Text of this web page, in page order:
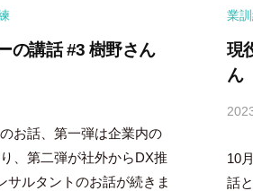
の講話 #3 樹野さん
お話、第一弾は企業内の
、第二弾が社外からDX推
サルタントのお話が続きま
業
現
ん
10
話